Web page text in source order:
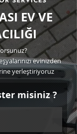
EV VE
evinizden
yerleştiriyoruz
misiniz ?